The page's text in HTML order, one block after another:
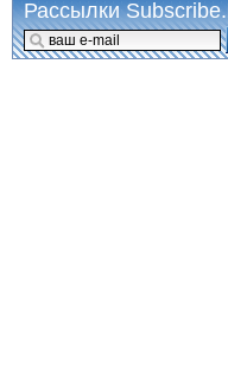
Рассылки